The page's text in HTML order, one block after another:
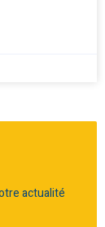
actualité